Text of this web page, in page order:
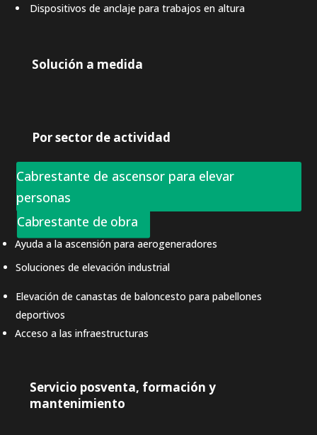
Dispositivos de anclaje para trabajos en altura
Solución a medida
Por sector de actividad
Cabrestante de ascensor para elevar
personas
Cabrestante de obra
Ayuda a la ascensión para aerogeneradores
Soluciones de elevación industrial
Elevación de canastas de baloncesto para pabellones
deportivos
Acceso a las infraestructuras
Servicio posventa, formación y
mantenimiento